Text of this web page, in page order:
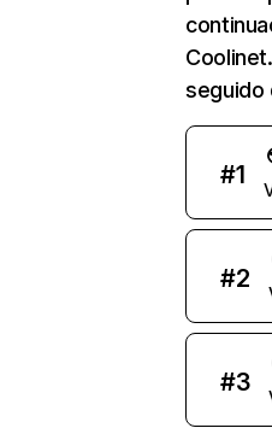
seguido
#1
#2
#3